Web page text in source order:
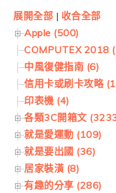
展開全部 | 收合全部
Apple (500)
COMPUTEX 2018
中風復健指南 (6)
信用卡或刷卡攻略
印表機 (4)
各類3C開箱文
就是愛運動 (109)
就是要出國 (36)
居家裝潢 (8)
有趣的分享 (286)